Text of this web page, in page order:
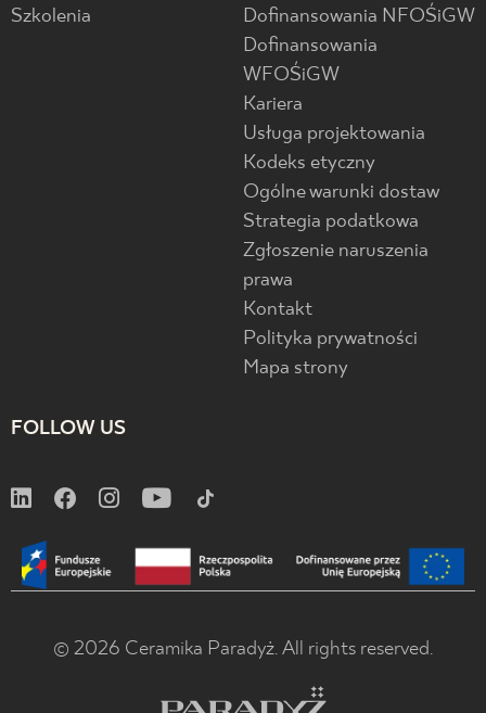
Szkolenia
Dofinansowania NFOŚiGW
Dofinansowania
WFOŚiGW
Kariera
Usługa projektowania
Kodeks etyczny
Ogólne warunki dostaw
Strategia podatkowa
Zgłoszenie naruszenia
prawa
Kontakt
Polityka prywatności
Mapa strony
FOLLOW US
© 2026 Ceramika Paradyż. All rights reserved.